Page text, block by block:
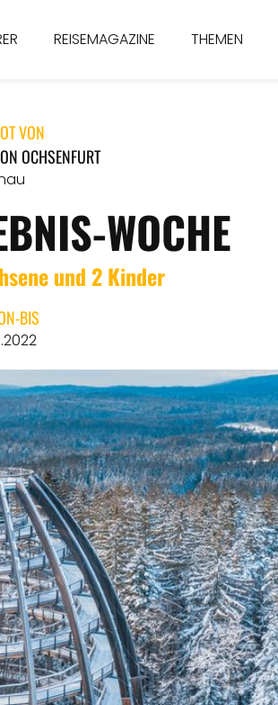
REISEMAGAZINE THEMEN
VON
OCHSENFURT
WOCHE
und 2 Kinder
BIS